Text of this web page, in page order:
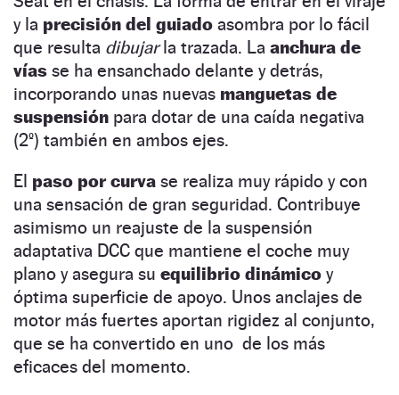
y la precisión del guiado asombra por lo fácil
que resulta dibujarla trazada. La anchura de
vías se ha ensanchado delante y detrás,
incorporando unas nuevas manguetas de
suspensión para dotar de una caída negativa
(2º) también en ambos ejes.
El paso por curva se realiza muy rápido y con
una sensación de gran seguridad. Contribuye
asimismo un reajuste de la suspensión
adaptativa DCC que mantiene el coche muy
plano y asegura su equilibrio dinámico y
óptima superficie de apoyo. Unos anclajes de
motor más fuertes aportan rigidez al conjunto,
que se ha convertido en uno de los más
eficaces del momento.